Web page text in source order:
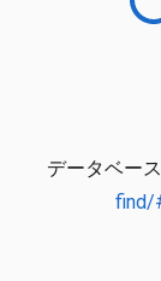
データベー
find/